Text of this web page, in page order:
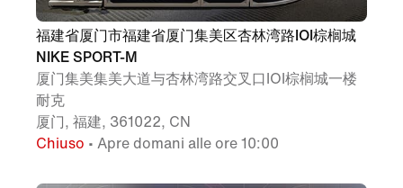
福建省厦门市福建省厦门集美区杏林湾路IOI棕榈城
NIKE SPORT-M
厦门集美集美大道与杏林湾路交叉口IOI棕榈城一楼
耐克
厦门, 福建, 361022, CN
Chiuso • Apre domani alle ore 10:00